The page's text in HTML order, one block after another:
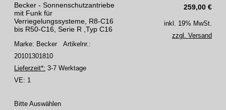
259,00 €
Becker - Sonnenschutzantriebe
mit Funk für
Verriegelungssysteme, R8-C16
bis R50-C16, Serie R ,Typ C16
Marke: Becker Artikelnr.:
20101301810
Lieferzeit*: 3-7 Werktage
VE: 1
inkl. 19% MwSt.
zzgl. Versand
Bitte Auswählen